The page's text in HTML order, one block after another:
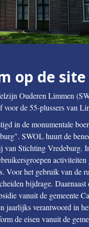
op de site
Ouderen Limmen
voor de 55-plussers van
in de monumentale
SWOL huurt de
van Stichting Vredeburg.
activiteiten
Voor het gebruik van de
bijdrage.
vanuit de gemeente
jaarlijks verantwoord in
de eisen vanuit de